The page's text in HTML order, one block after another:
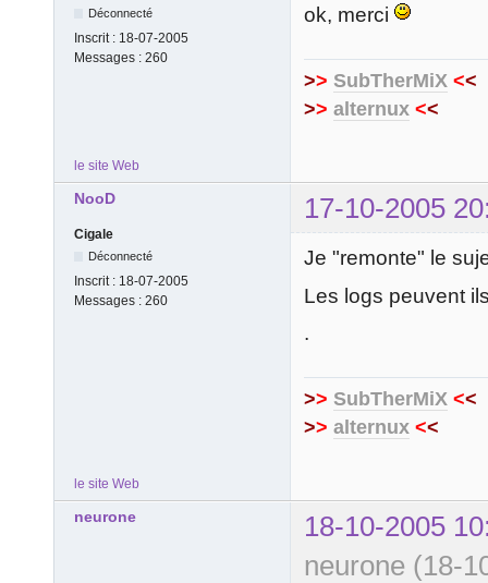
Déconnecté
Inscrit : 18-07-2005
Messages : 260
ok, merci
>> SubTherMiX <<
>> alternux <<
le site Web
NooD 17-10-2005
Cigale
Déconnecté
Inscrit : 18-07-2005
Messages : 260
Je "remonte" le
Les logs peuvent
.
>> SubTherMiX <<
>> alternux <<
le site Web
neurone
18-10-2005
neurone (18-